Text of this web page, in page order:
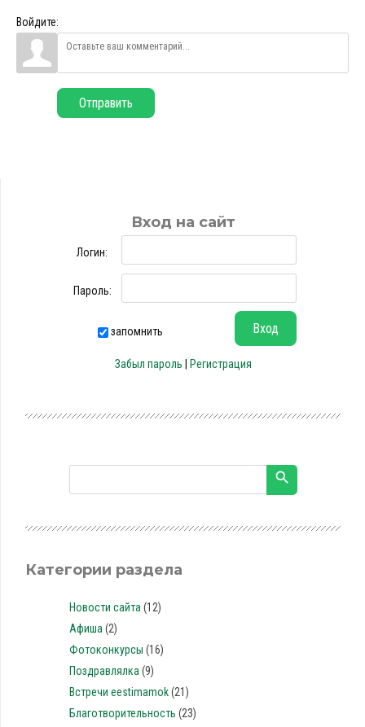
Войдите:
Отправить
Вход на сайт
Логин:
Пароль:
запомнить
Забыл пароль Регистрация
Категории раздела
Новости сайта (12)
Афиша (2)
Фотоконкурсы (16)
Поздравлялка (9)
Встречи eestimamok (21)
Благотворительность (23)